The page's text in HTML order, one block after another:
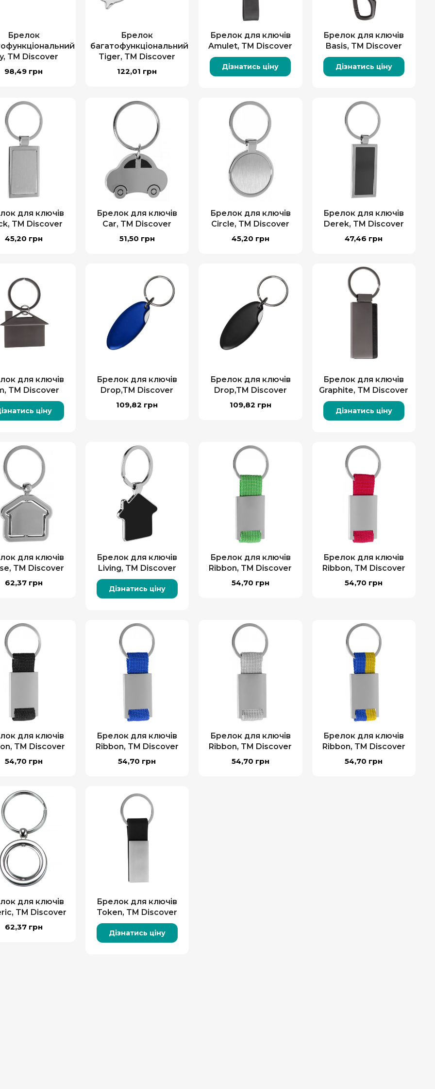
Брелок
TM Discover
98,49 грн
Брелок
багатофункціональний
Tiger, TM Discover
122,01 грн
Брелок для ключів
Amulet, TM Discover
Дізнатись ціну
Брелок для ключів
Basis, TM Discover
Дізнатись ціну
для ключів
TM Discover
45,20 грн
Брелок для ключів
Car, TM Discover
51,50 грн
Брелок для ключів
Circle, TM Discover
45,20 грн
Брелок для ключів
Derek, TM Discover
47,46 грн
для ключів
TM Discover
ціну
Брелок для ключів
Drop,TM Discover
109,82 грн
Брелок для ключів
Drop,TM Discover
109,82 грн
Брелок для ключів
Graphite, TM Discover
Дізнатись ціну
для ключів
TM Discover
62,37 грн
Брелок для ключів
Living, TM Discover
Дізнатись ціну
Брелок для ключів
Ribbon, TM Discover
54,70 грн
Брелок для ключів
Ribbon, TM Discover
54,70 грн
для ключів
TM Discover
54,70 грн
Брелок для ключів
Ribbon, TM Discover
54,70 грн
Брелок для ключів
Ribbon, TM Discover
54,70 грн
Брелок для ключів
Ribbon, TM Discover
54,70 грн
для ключів
TM Discover
62,37 грн
Брелок для ключів
Token, TM Discover
Дізнатись ціну